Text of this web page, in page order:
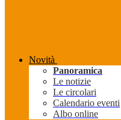
Novità
Panoramica
Le notizie
Le circolari
Calendario eventi
Albo online